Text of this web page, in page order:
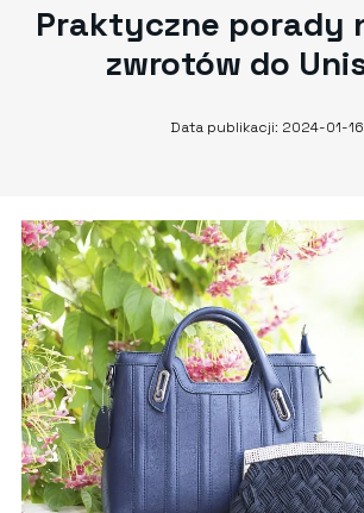
Praktyczne porady
zwrotów do
Data publikacji: 2024-01-16